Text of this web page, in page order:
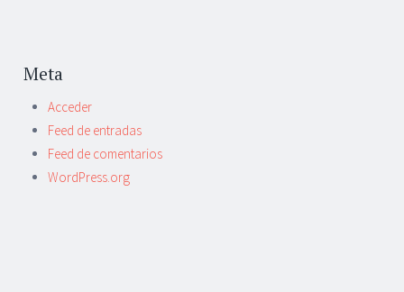
Meta
Acceder
Feed de entradas
Feed de comentarios
WordPress.org